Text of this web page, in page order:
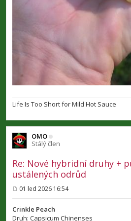
Life Is Too Short for Mild Hot Sauce
OMO
Stálý člen
Re: Nové hybridní druhy +
ustálených odrůd
ř
í
01 led 2026 16:54
Crinkle Peach
Druh: Capsicum Chinenses